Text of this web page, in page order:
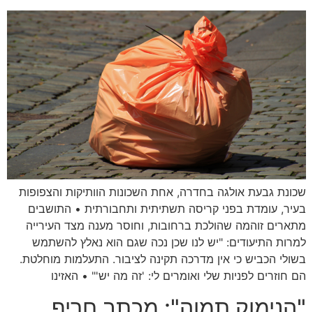
שכונת גבעת אולגה בחדרה, אחת השכונות הוותיקות והצפופות
בעיר, עומדת בפני קריסה תשתיתית ותחבורתית • התושבים
מתארים זוהמה שהולכת ברחובות, וחוסר מענה מצד העירייה
למרות התיעודים: "יש לנו שכן נכה שגם הוא נאלץ להשתמש
בשולי הכביש כי אין מדרכה תקינה לציבור. התעלמות מוחלטת.
הם חוזרים לפניות שלי ואומרים לי: 'זה מה יש'" • האזינו